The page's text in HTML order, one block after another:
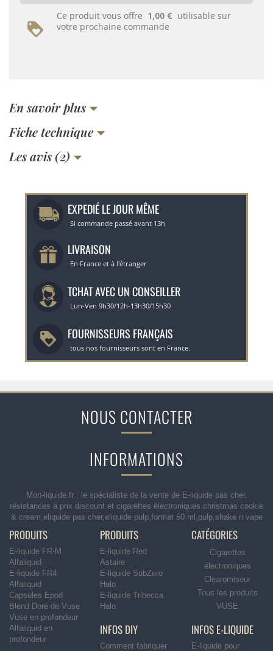
Ce produit vous offre 1,00 € utilisable sur
votre prochaine commande
En savoir plus
Fiche technique
Les avis (2)
EXPEDIÉ LE JOUR MÊME
Si commande passé avant 13h
LIVRAISON
En France et à l'étranger
TCHAT AVEC UN CONSEILLER
Lun-Ven 9h30/12h-13h30/15h30
FOURNISSEURS FRANÇAIS
tous nos fournisseurs sont en France.
NOUS CONTACTER
INFORMATIONS
Mon-liquide.fr : le spécialiste de la vente de E-liquide pas cher,
résistances à prix discount et cigarettes électroniques.christmas cookie
& cream,eliquide pas cher,eliquide pulp,format 50 ml,pulp,shake n vape
PRODUITS
E-liquide FR-M
Alfaliquid
E-liquide FR4
Alfaliquid
Capsules Epod
Blend Doré de Vuse
Vuse en profondeur
Alfaliquid en
profondeur
PRODUITS
E-liquide Red
Astaire
E-liquide SubZero
Halo
E-liquide Tribecca
Halo
CATÉGORIES
Cigarettes
électroniques
Clearomiseur
Tous les produits
VUSE
INFOS DIY
Comment fabriquer
INFOS E-LIQUIDE
E-liquide pour